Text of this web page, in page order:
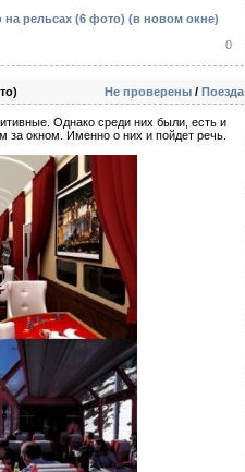
рельсах (6 фото) (в новом окне)
0
Не проверены / Поезда
Однако среди них были, есть и
окном. Именно о них и пойдет речь.